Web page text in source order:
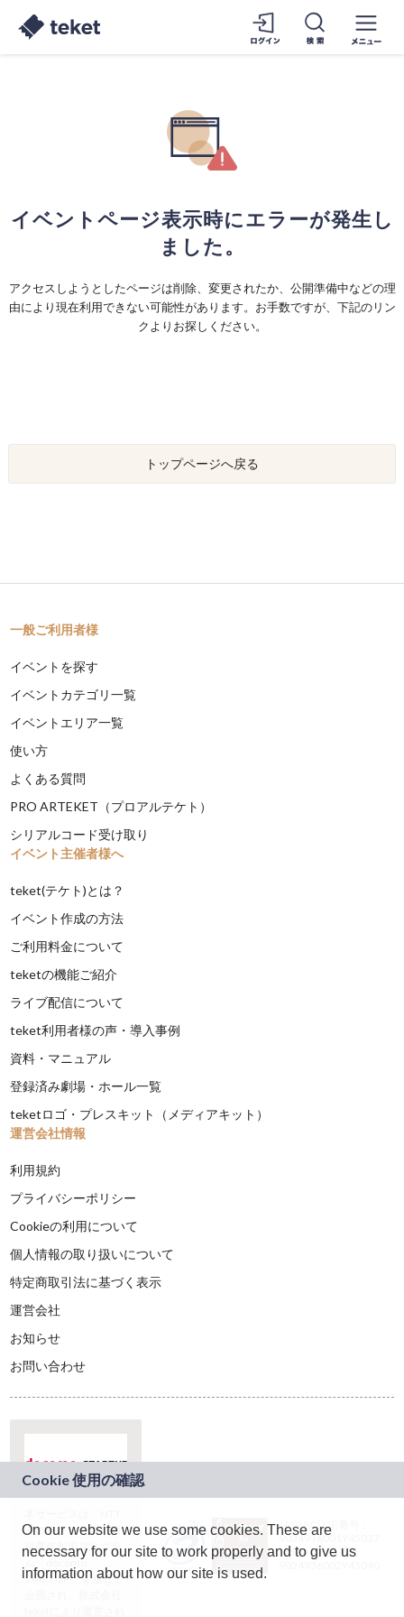
イベントページ表示時にエラーが発生し
ました。
アクセスしようとしたページは削除、変更されたか、公開準備中などの理
由により現在利用できない可能性があります。お手数ですが、下記のリン
クよりお探しください。
トップページへ戻る
一般ご利用者様
イベントを探す
イベントカテゴリ一覧
イベントエリア一覧
使い方
よくある質問
PRO ARTEKET（プロアルテケト）
シリアルコード受け取り
イベント主催者様へ
teket(テケト)とは？
イベント作成の方法
ご利用料金について
teketの機能ご紹介
ライブ配信について
teket利用者様の声・導入事例
資料・マニュアル
登録済み劇場・ホール一覧
teketロゴ・プレスキット（メディアキット）
運営会社情報
利用規約
プライバシーポリシー
Cookieの利用について
個人情報の取り扱いについて
特定商取引法に基づく表示
運営会社
お知らせ
お問い合わせ
ドコモグループの新
規事業創出プログラ
ム「docomo
STARTUP」を通じて
JASRAC許諾番号：
9024936001Y45037
JASRAC許諾番号：
On our website we use some cookies. These are
necessary for our site to work properly and to give us
information about how our site is used.